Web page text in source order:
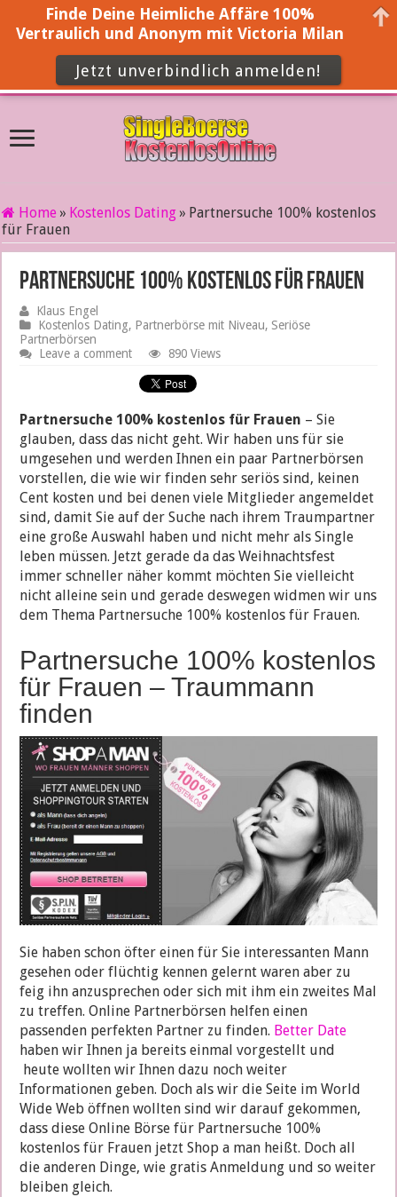
Home » Kostenlos Dating » Partnersuche 100% kostenlos
für Frauen
Partnersuche 100% kostenlos für Frauen
Klaus Engel
Kostenlos Dating, Partnerbörse mit Niveau, Seriöse
Partnerbörsen
Leave a comment
890 Views
Partnersuche 100% kostenlos für Frauen – Sie
glauben, dass das nicht geht. Wir haben uns für sie
umgesehen und werden Ihnen ein paar Partnerbörsen
vorstellen, die wie wir finden sehr seriös sind, keinen
Cent kosten und bei denen viele Mitglieder angemeldet
sind, damit Sie auf der Suche nach ihrem Traumpartner
eine große Auswahl haben und nicht mehr als Single
leben müssen. Jetzt gerade da das Weihnachtsfest
immer schneller näher kommt möchten Sie vielleicht
nicht alleine sein und gerade deswegen widmen wir uns
dem Thema Partnersuche 100% kostenlos für Frauen.
Partnersuche 100% kostenlos
für Frauen – Traummann
finden
Sie haben schon öfter einen für Sie interessanten Mann
gesehen oder flüchtig kennen gelernt waren aber zu
feig ihn anzusprechen oder sich mit ihm ein zweites Mal
zu treffen. Online Partnerbörsen helfen einen
passenden perfekten Partner zu finden. Better Date
haben wir Ihnen ja bereits einmal vorgestellt und
heute wollten wir Ihnen dazu noch weiter
Informationen geben. Doch als wir die Seite im World
Wide Web öffnen wollten sind wir darauf gekommen,
dass diese Online Börse für Partnersuche 100%
kostenlos für Frauen jetzt Shop a man heißt. Doch all
die anderen Dinge, wie gratis Anmeldung und so weiter
bleiben gleich.
Finde Deine Heimliche Affäre 100%
Vertraulich und Anonym mit Victoria Milan
Jetzt unverbindlich anmelden!